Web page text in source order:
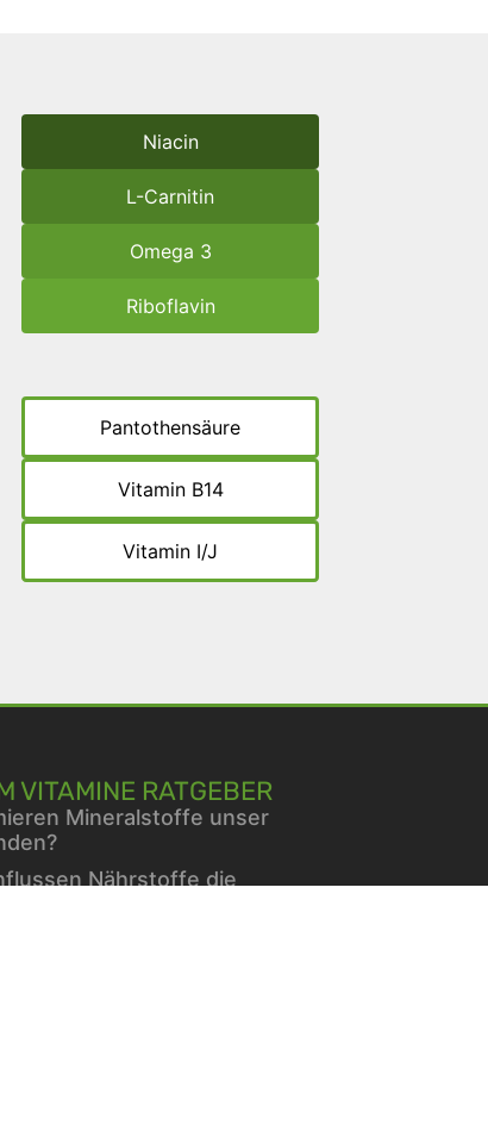
Niacin
L-Carnitin
Omega 3
Riboflavin
Pantothensäure
Vitamin B14
Vitamin I/J
VITAMINE RATGEBER
Mineralstoffe unser
Nährstoffe die